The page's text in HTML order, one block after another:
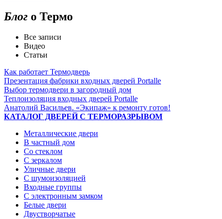
Блог о Термо
Все записи
Видео
Статьи
Как работает Термодверь
Презентация фабрики входных дверей Portalle
Выбор термодвери в загородный дом
Теплоизоляция входных дверей Portalle
Анатолий Васильев. «Экипаж» к ремонту готов!
КАТАЛОГ ДВЕРЕЙ С ТЕРМОРАЗРЫВОМ
Металлические двери
В частный дом
Со стеклом
С зеркалом
Уличные двери
С шумоизоляцией
Входные группы
С электронным замком
Белые двери
Двустворчатые